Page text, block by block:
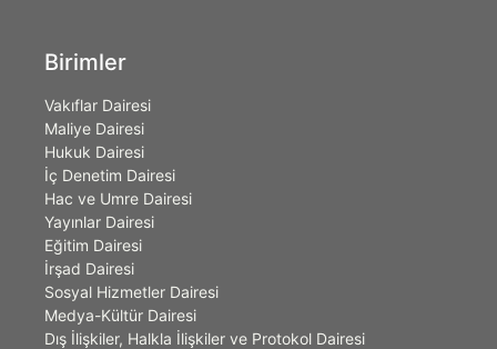
Birimler
Vakıflar Dairesi
Maliye Dairesi
Hukuk Dairesi
İç Denetim Dairesi
Hac ve Umre Dairesi
Yayınlar Dairesi
Eğitim Dairesi
İrşad Dairesi
Sosyal Hizmetler Dairesi
Medya-Kültür Dairesi
Dış İlişkiler, Halkla İlişkiler ve Protokol Dairesi